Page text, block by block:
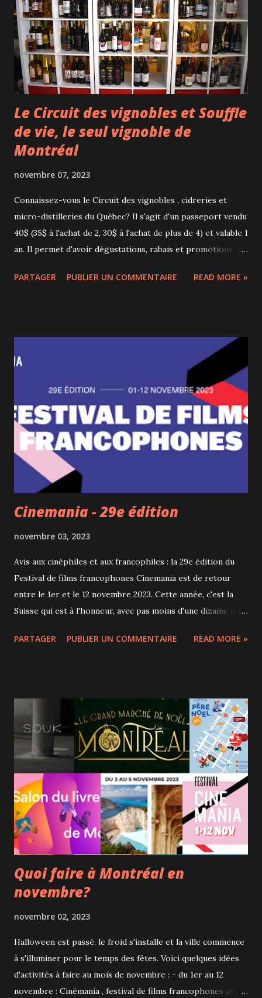
lorsqu'on est une comédienne charismatique. La deuxième
raison est la posture que Tatiana Zinga Botao adopte : un
savant mélange entre fierté de ses différentes origines, de
revendication des nombreu...
Le Circuit des vignobles et Souffle
de vie, le seul vignoble de
Montréal
novembre 07, 2023
Connaissez-vous le Circuit des vignobles , cidreries et
micro-distilleries du Québec? Il s'agit d'un passeport vendu
40$ (35$ à l'achat de 2, 30$ à l'achat de plus de 4) et valable 1
an. Il permet d'avoir dégustations, rabais et promotions
véritablement à la découverte de notre terroir et à la
découverte! Près du lac des Deux-Montagnes, le vignoble
Souffle de vie est ouvert toute l'année et on peut y
déguster vin blanc, vin rouge, rosé et bientôt un mousseux
méthode Champenoise. Le propriétaire est un ostéopathe
originaire de Tours, en France, et qui s'est lancé dans
l'exploitation de 7 hectares de vignes en 2011, en plus
d'avoir une très belle écurie. Aujourd'hui, le domaine
compte 28 hecta...
PARTAGER PUBLIER UN COMMENTAIRE READ MORE »
Cinemania - 29e édition
novembre 03, 2023
Avis aux cinéphiles et aux francophiles : la 29e édition du
Festival de films francophones Cinemania est de retour
entre le 1er et le 12 novembre 2023. Cette année, c'est la
Suisse qui est à l'honneur, avec pas moins d'une dizaine de
semaine à la cérémonie d'ouverture et ce fut une excellente
français Cédric Kahn. Un huis-clos très intense sur un fait
divers français des années 1970. Le sujet est passionnant, le
personnage historique l'est encore plus, mais ce qui m'a
fasciné, c'est l'extraordinaire jeu des comédiens,
notamment celui d'Arieh Worthalter, qui incarne Pierre
Goldman. Un excellent film sur la présomption d'innocence
à voir! Le reste de la programmation est tout aussi
excitant, avec pas moins de 101 films qui tien...
PARTAGER PUBLIER UN COMMENTAIRE READ MORE »
Quoi faire à Montréal en
novembre?
novembre 02, 2023
Halloween est passé, le froid s'installe et la ville commence
à s'illuminer pour le temps des fêtes. Voici quelques idées
d'activités à faire au mois de novembre : - du 1er au 12
novembre : Cinémania , festival de films francophones avec